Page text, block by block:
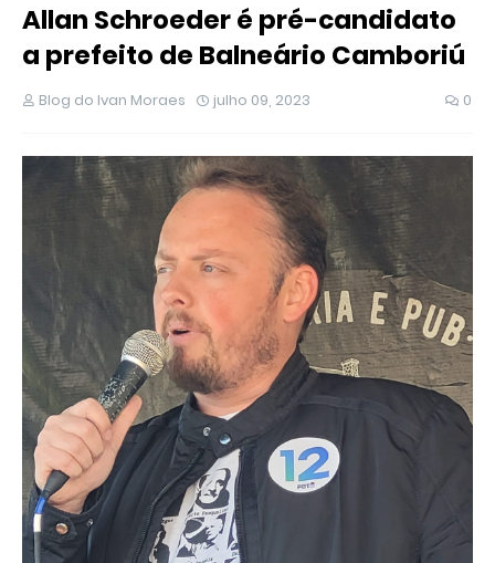
Allan Schroeder é pré-candidato
a prefeito de Balneário Camboriú
Blog do Ivan Moraes julho 09, 2023 0